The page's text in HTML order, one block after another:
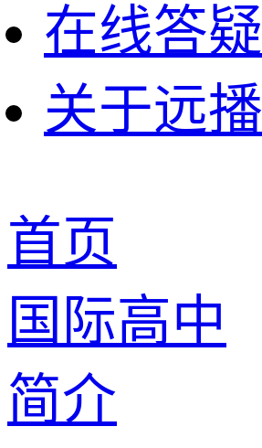
在线答疑
关于远播
首页
国际高中
简介